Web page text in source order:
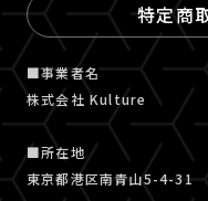
特定商
■事業者名
株式会社 Kulture
■所在地
東京都港区南青山5-4-31